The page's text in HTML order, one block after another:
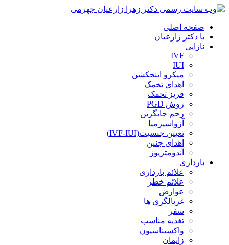
صفحه اصلی
با دکتر زارعیان
نازایی
IVF
IUI
میکرو اینجکشن
اهدای تخمک
فریز تخمک
روش PGD
رحم جایگزین
آزواسپرمیا
تعیین جنسیت(IVF-IUI)
اهدای جنین
آندومتریوز
بارداری
علائم بارداری
علائم خطر
عوارض
غربالگری ها
سفر
تغذیه مناسب
واکسیناسیون
زایمان